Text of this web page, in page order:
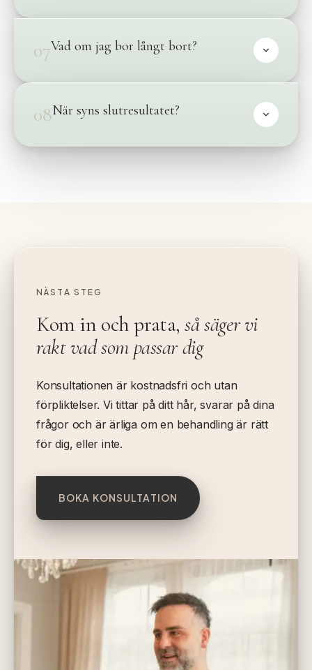
07Vad om jag bor långt bort?
08När syns slutresultatet?
NÄSTA STEG
Kom in och prata, så säger vi
rakt vad som passar dig
Konsultationen är kostnadsfri och utan
förpliktelser. Vi tittar på ditt hår, svarar på dina
frågor och är ärliga om en behandling är rätt
för dig, eller inte.
BOKA KONSULTATION